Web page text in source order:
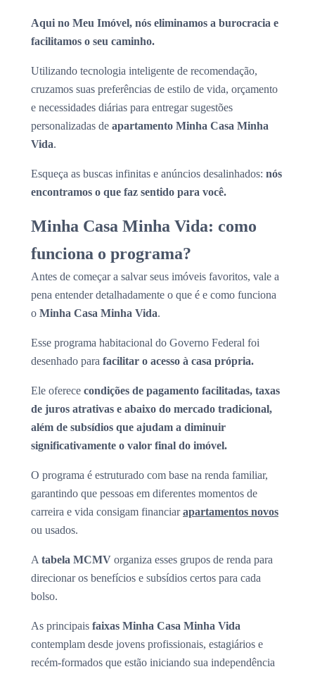
Aqui no Meu Imóvel, nós eliminamos a burocracia e
facilitamos o seu caminho.
Utilizando tecnologia inteligente de recomendação,
cruzamos suas preferências de estilo de vida, orçamento
e necessidades diárias para entregar sugestões
personalizadas de apartamento Minha Casa Minha
Vida.
Esqueça as buscas infinitas e anúncios desalinhados: nós
encontramos o que faz sentido para você.
Minha Casa Minha Vida: como
funciona o programa?
Antes de começar a salvar seus imóveis favoritos, vale a
pena entender detalhadamente o que é e como funciona
o Minha Casa Minha Vida.
Esse programa habitacional do Governo Federal foi
desenhado para facilitar o acesso à casa própria.
Ele oferece condições de pagamento facilitadas, taxas
de juros atrativas e abaixo do mercado tradicional,
além de subsídios que ajudam a diminuir
significativamente o valor final do imóvel.
O programa é estruturado com base na renda familiar,
garantindo que pessoas em diferentes momentos de
carreira e vida consigam financiarapartamentos novos
ou usados.
A tabela MCMV organiza esses grupos de renda para
direcionar os benefícios e subsídios certos para cada
bolso.
As principais faixas Minha Casa Minha Vida
contemplam desde jovens profissionais, estagiários e
recém-formados que estão iniciando sua independência